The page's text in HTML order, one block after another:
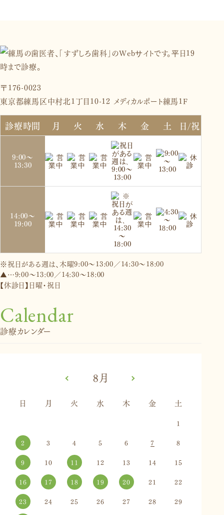
〒176-0023
東京都練馬区中村北1丁目10-12 メディカルポート練馬1F
診療時間 月 火 水 木 金 土 日/祝
9:00～
13:30
14:00～
19:00
※祝日がある週は、木曜9:00～13:00／14:30～18:00
▲…9:00～13:00／14:30～18:00
【休診日】日曜・祝日
Calendar
診療カレンダー
8月
日 月 火 水 木 金 土
1
2
3 4 5 6 7
8
9
10 11 12 13 14
15
16
17 18 19 20 21
22
23
24 25 26 27 28
29